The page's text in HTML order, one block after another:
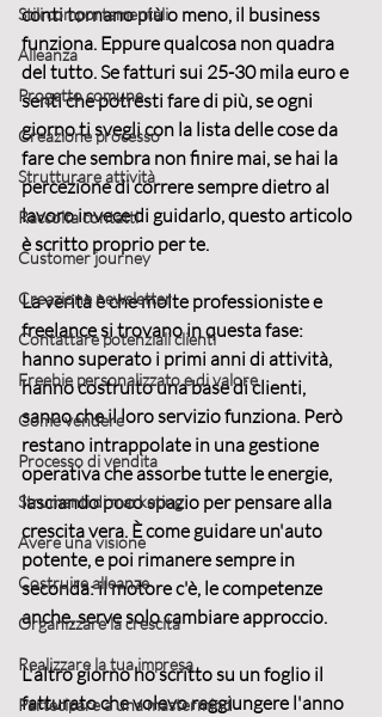
Stili comportamentali
Alleanza
Progetto comune
Creazione processo
Strutturare attività
Raccolta contatti
Customer journey
Creazione newsletter
Contattare potenziali clienti
Freebie personalizzato e di valore
Come vendere
Processo di vendita
Strumenti di marketing
Avere una visione
Costruire alleanze
Organizzare la crescita
Realizzare la tua impresa
Partecipare a una mastermind
conti tornano più o meno, il business
funziona. Eppure qualcosa non quadra
del tutto. Se fatturi sui 25-30 mila euro e
senti che potresti fare di più, se ogni
giorno ti svegli con la lista delle cose da
fare che sembra non finire mai, se hai la
percezione di correre sempre dietro al
lavoro invece di guidarlo, questo articolo
è scritto proprio per te.
La verità è che molte professioniste e
freelance si trovano in questa fase:
hanno superato i primi anni di attività,
hanno costruito una base di clienti,
sanno che il loro servizio funziona. Però
restano intrappolate in una gestione
operativa che assorbe tutte le energie,
lasciando poco spazio per pensare alla
crescita vera. È come guidare un'auto
potente, e poi rimanere sempre in
seconda: il motore c'è, le competenze
anche, serve solo cambiare approccio.
L'altro giorno ho scritto su un foglio il
fatturato che volevo raggiungere l'anno